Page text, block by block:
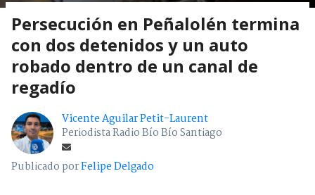
Persecución en Peñalolén termina
con dos detenidos y un auto
robado dentro de un canal de
regadío
Vicente Aguilar Petit-Laurent
Periodista Radio Bío Bío Santiago
Publicado porFelipe Delgado